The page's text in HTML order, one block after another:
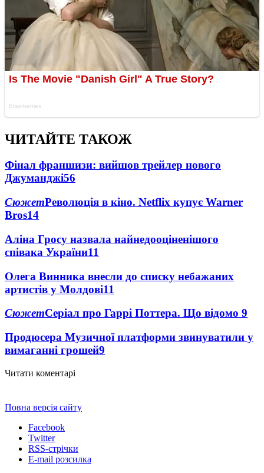
ЧИТАЙТЕ ТАКОЖ
Фінал франшизи: вийшов трейлер нового
Джуманджі56
СюжетРеволюція в кіно. Netflix купує Warner
Bros14
Аліна Гросу назвала найнедооціненішого
співака України11
Олега Винника внесли до списку небажаних
артистів у Молдові11
СюжетСеріал про Гаррі Поттера. Що відомо 9
Продюсера Музичної платформи звинуватили у
вимаганні грошей9
Читати коментарі
Повна версія сайту
Facebook
Twitter
RSS-стрічки
E-mail розсилка